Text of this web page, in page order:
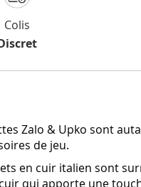
Colis
Zalo & Upko sont
de jeu.
en cuir italien sont
qui apporte une